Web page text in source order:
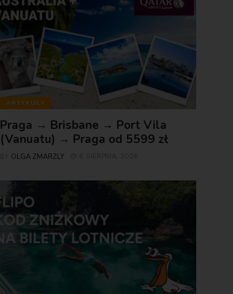
ARTYKUŁY
Praga → Brisbane → Port Vila
(Vanuatu) → Praga od 5599 zł
OLGA ZMARZLY